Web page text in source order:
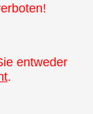
entweder
.